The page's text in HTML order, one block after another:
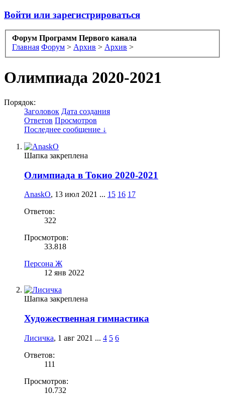
Войти или зарегистрироваться
Форум Программ Первого канала
Главная Форум > Архив > Архив >
Олимпиада 2020-2021
Порядок:
Заголовок Дата создания
Ответов Просмотров
Последнее сообщение ↓
Шапка закреплена
Олимпиада в Токио 2020-2021
AnaskO, 13 июл 2021 ... 15 16 17
Ответов:
322
Просмотров:
33.818
Персона Ж
12 янв 2022
Шапка закреплена
Художественная гимнастика
Лисичка, 1 авг 2021 ... 4 5 6
Ответов:
111
Просмотров:
10.732